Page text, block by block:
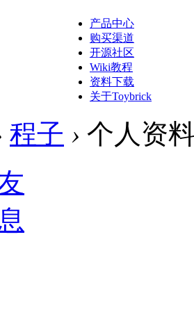
产品中心
购买渠道
开源社区
Wiki教程
资料下载
关于Toybrick
程子 › 个人资